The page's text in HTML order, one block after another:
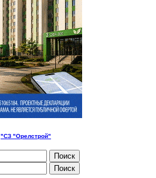
"СЗ "Орелстрой"